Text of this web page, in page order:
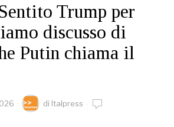
Trump per
discusso di
Putin chiama il
di Italpress